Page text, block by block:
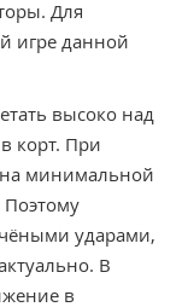
Для
игре данной
высоко над
корт. При
на минимальной
Поэтому
ударами,
В
в